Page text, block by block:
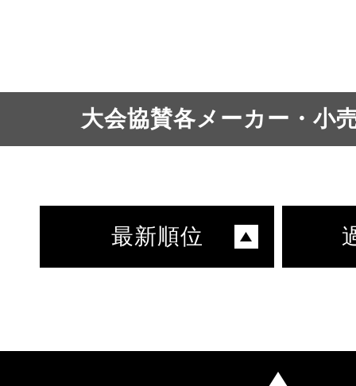
大会協賛各メーカー・小
最新順位